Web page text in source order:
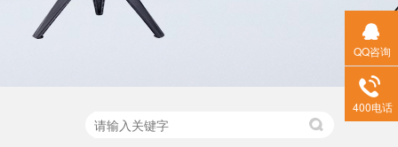
QQ咨询
400电话